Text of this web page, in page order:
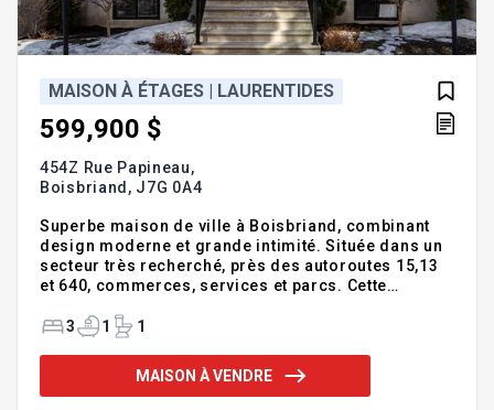
MAISON À ÉTAGES | LAURENTIDES
599,900 $
454Z Rue Papineau,
Boisbriand, J7G 0A4
Superbe maison de ville à Boisbriand, combinant
design moderne et grande intimité. Située dans un
secteur très recherché, près des autoroutes 15,13
et 640, commerces, services et parcs. Cette
aménagés avec 3 chambres à l'étage, une salle de
élégante s'ouvre sur un espace de vie lumineux à
aire ouverte avec accès à une terrasse privée. Le
3 1 1
MAISON À VENDRE